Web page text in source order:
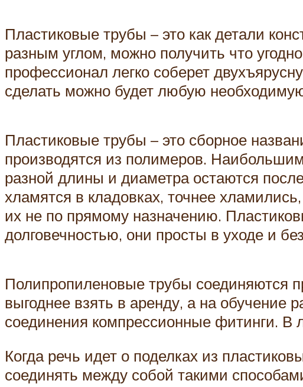
Пластиковые трубы – это как детали
разным углом, можно получить что
профессионал легко соберет
сделать можно будет любую
Пластиковые трубы – это сборное
производятся из полимеров.
разной длины и диаметра остаются
хламятся в кладовках, точнее
их не по прямому назначению.
долговечностью, они просты в уходе и
Полипропиленовые трубы соединяются
выгоднее взять в аренду, а на обучение
соединения компрессионные фитинги. В
Когда речь идет о поделках из
соединять между собой такими